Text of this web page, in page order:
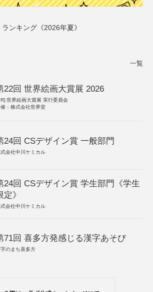
ンキング《2026年夏》
一覧
22回 世界絵画大賞展 2026
世界絵画大賞展 実行委員会
：株式会社世界堂
24回 CSデザイン賞 一般部門
会社中川ケミカル
24回 CSデザイン賞 学生部門《学生
定》
会社中川ケミカル
71回 喜多方発感じる漢字あそび
のまち喜多方